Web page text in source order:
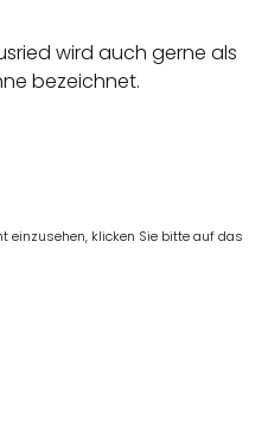
wird auch gerne als
bezeichnet.
einzusehen, klicken Sie bitte auf das